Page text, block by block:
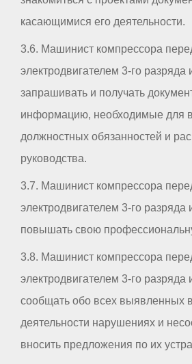
касающимися его деятельности.
3.6. Машинист компрессора
электродвигателем 3-го разряда
запрашивать и получать
информацию, необходимые для
должностных обязанностей и
руководства.
3.7. Машинист компрессора
электродвигателем 3-го разряда
повышать свою
3.8. Машинист компрессора
электродвигателем 3-го разряда
сообщать обо всех выявленных
деятельности нарушениях и
вносить предложения по их